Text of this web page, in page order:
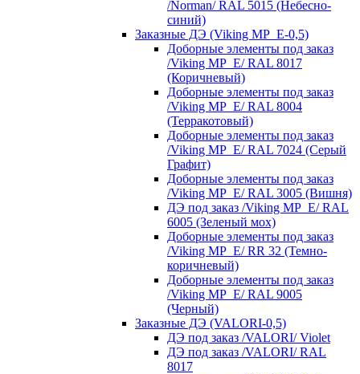
/Norman/ RAL 5015 (Небесно-
синий)
Заказные ДЭ (Viking MP_E-0,5)
Доборные элементы под заказ
/Viking MP_E/ RAL 8017
(Коричневый)
Доборные элементы под заказ
/Viking MP_E/ RAL 8004
(Терракотовый)
Доборные элементы под заказ
/Viking MP_E/ RAL 7024 (Серый
Графит)
Доборные элементы под заказ
/Viking MP_E/ RAL 3005 (Вишня)
ДЭ под заказ /Viking MP_E/ RAL
6005 (Зеленый мох)
Доборные элементы под заказ
/Viking MP_E/ RR 32 (Темно-
коричневый)
Доборные элементы под заказ
/Viking MP_E/ RAL 9005
(Черный)
Заказные ДЭ (VALORI-0,5)
ДЭ под заказ /VALORI/ Violet
ДЭ под заказ /VALORI/ RAL
8017